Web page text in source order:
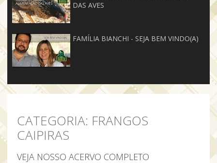
DAS AVES
FAMÍLIA BIANCHI - SEJA BEM VINDO(A)
CATEGORIA: FRANGOS
CAIPIRAS
VEJA NOSSO ACERVO COMPLETO